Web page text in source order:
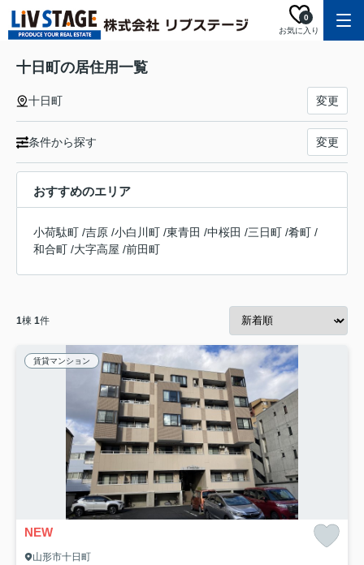
お気に入り
0
十日町の居住用一覧
十日町 変更
条件から探す 変更
おすすめのエリア
小荷駄町 /吉原 /小白川町 /東青田 /中桜田 /三日町 /肴町 /
和合町 /大字高屋 /前田町
1棟 1件
賃貸マンション
NEW
山形市十日町